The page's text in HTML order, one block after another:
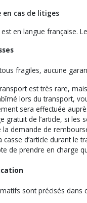
en cas de litiges
en langue française.
fragiles, aucune
est très rare,
lors du transport,
sera effectuée
gratuit de l’article, si
la demande de
casse d’article durant
de prendre en charge
sont précisés dans